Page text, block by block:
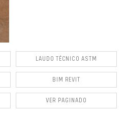
LAUDO TÉCNICO ASTM
BIM REVIT
VER PAGINADO